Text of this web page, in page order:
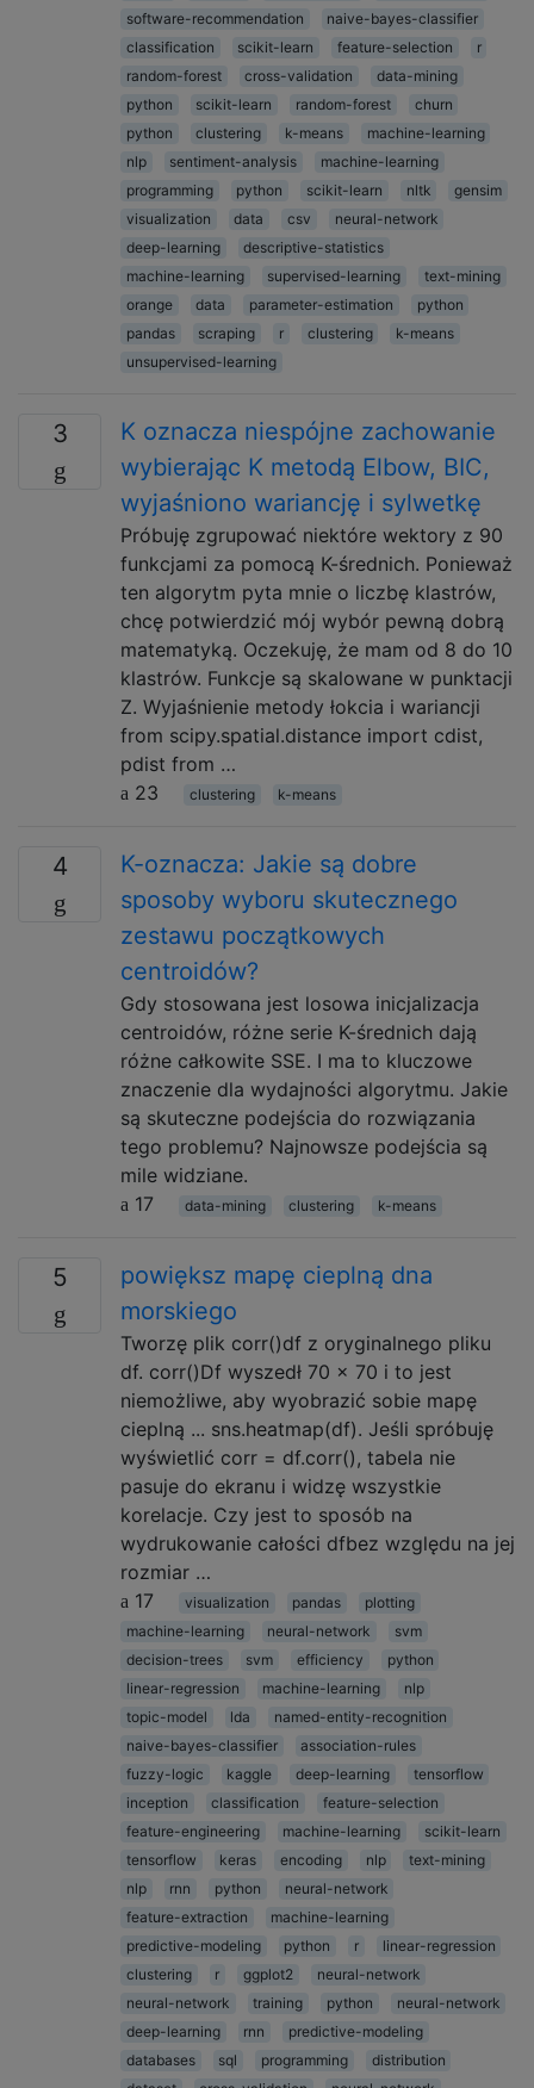
software-recommendation
naive-bayes-classifier
classification
scikit-learn feature-selection
r
random-forest
cross-validation
data-mining
python
scikit-learn random-forest
churn
python
clustering k-means
machine-learning
nlp
sentiment-analysis
machine-learning
programming
python scikit-learn nltk
gensim
visualization
data csv
neural-network
deep-learning
descriptive-statistics
machine-learning
supervised-learning
text-mining
orange
data parameter-estimation
python
pandas
scraping r clustering
k-means
unsupervised-learning
3
K oznacza niespójne zachowanie
wybierając K metodą Elbow, BIC,
wyjaśniono wariancję i sylwetkę
Próbuję zgrupować niektóre wektory z 90
funkcjami za pomocą K-średnich. Ponieważ
ten algorytm pyta mnie o liczbę klastrów,
chcę potwierdzić mój wybór pewną dobrą
matematyką. Oczekuję, że mam od 8 do 10
klastrów. Funkcje są skalowane w punktacji
Z. Wyjaśnienie metody łokcia i wariancji
from scipy.spatial.distance import cdist,
pdist from …
23
clustering k-means
4
K-oznacza: Jakie są dobre
sposoby wyboru skutecznego
zestawu początkowych
centroidów?
Gdy stosowana jest losowa inicjalizacja
centroidów, różne serie K-średnich dają
różne całkowite SSE. I ma to kluczowe
znaczenie dla wydajności algorytmu. Jakie
są skuteczne podejścia do rozwiązania
tego problemu? Najnowsze podejścia są
mile widziane.
17
data-mining clustering k-means
5
powiększ mapę cieplną dna
morskiego
Tworzę plik corr()df z oryginalnego pliku
df. corr()Df wyszedł 70 x 70 i to jest
niemożliwe, aby wyobrazić sobie mapę
cieplną ... sns.heatmap(df). Jeśli spróbuję
wyświetlić corr = df.corr(), tabela nie
pasuje do ekranu i widzę wszystkie
korelacje. Czy jest to sposób na
wydrukowanie całości dfbez względu na jej
rozmiar …
17
visualization pandas
plotting
machine-learning
neural-network
svm
decision-trees
svm efficiency
python
linear-regression
machine-learning
nlp
topic-model
lda
named-entity-recognition
naive-bayes-classifier
association-rules
fuzzy-logic
kaggle deep-learning
tensorflow
inception
classification
feature-selection
feature-engineering
machine-learning
scikit-learn
tensorflow
keras encoding nlp
text-mining
nlp
rnn python
neural-network
feature-extraction
machine-learning
predictive-modeling
python r
linear-regression
clustering
r ggplot2
neural-network
neural-network
training python
neural-network
deep-learning
rnn
predictive-modeling
databases
sql programming
distribution